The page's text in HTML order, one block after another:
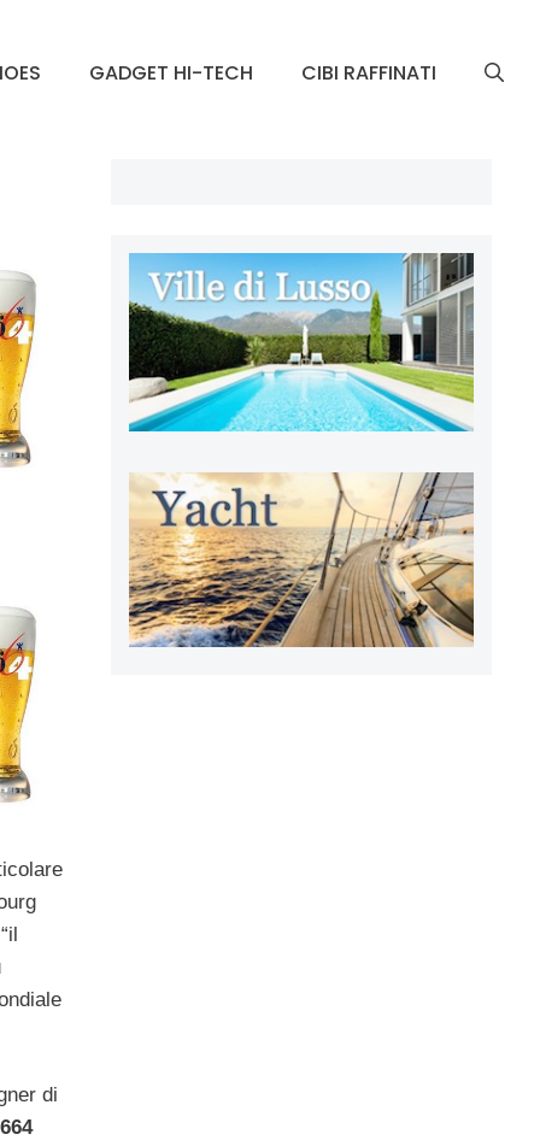
GADGET HI-TECH CIBI RAFFINATI
di